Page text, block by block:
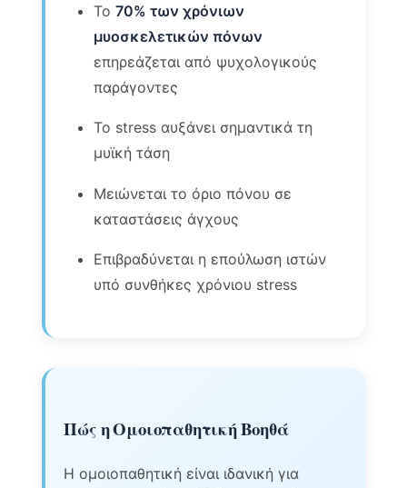
Το70% των χρόνιων
μυοσκελετικών πόνων
επηρεάζεται από ψυχολογικούς
παράγοντες
Το stress αυξάνει σημαντικά τη
μυϊκή τάση
Μειώνεται το όριο πόνου σε
καταστάσεις άγχους
Επιβραδύνεται η επούλωση ιστών
υπό συνθήκες χρόνιου stress
Πώς η Ομοιοπαθητική Βοηθά
Η ομοιοπαθητική είναι ιδανική για